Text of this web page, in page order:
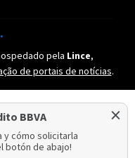
BBVA
y cómo solicitarla
botón de abajo!
×
pela Lince,
de portais de notícias.